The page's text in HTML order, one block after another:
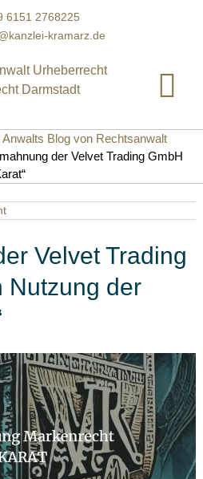
6151 2768225
kramarz.de
Anwalts Blog von Rechtsanwalt
der Velvet Trading GmbH
Velvet Trading
Nutzung der